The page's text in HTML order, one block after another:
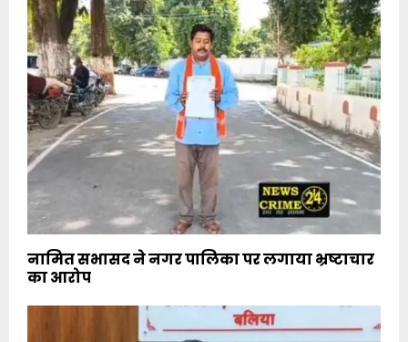
नामित सभासद ने नगर पालिका पर लगाया भ्रष्टाचार
का आरोप